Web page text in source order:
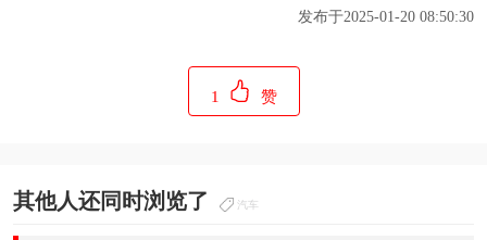
发布于2025-01-20 08:50:30
1 赞
其他人还同时浏览了 汽车